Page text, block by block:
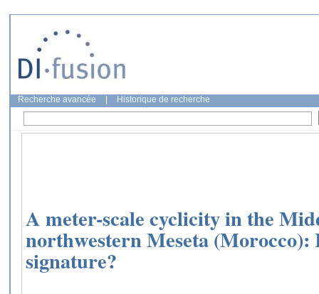
Recherche avancée Historique de recherche
A meter-scale cyclicity in the
northwestern Meseta
signature?